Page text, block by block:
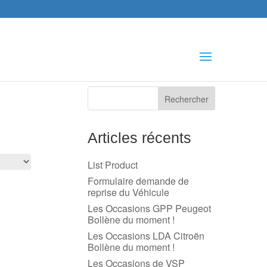
Articles récents
List Product
Formulaire demande de
reprise du Véhicule
Les Occasions GPP Peugeot
Bollène du moment !
Les Occasions LDA Citroën
Bollène du moment !
Les Occasions de VSP